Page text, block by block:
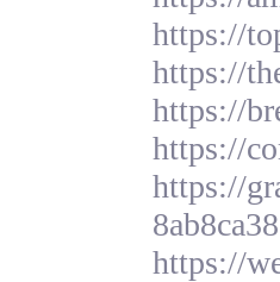
https://
https://
https://
https://
https://
https://